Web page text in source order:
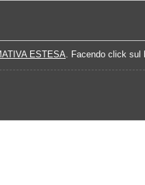
ESTESA. Facendo click sul